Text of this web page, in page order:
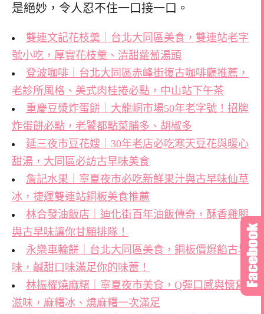
是絕妙，令人忍不住一口接一口。
雙連文記花枝羹｜台北大同區美食，雙連站老字
號小吃，厚實花枝羹、清甜蘿蔔湯頭
登波咖啡｜台北大同區赤峰街復古咖啡廳推薦，
老診所風格、美式肉桂捲必點，中山站下午茶
重慶豆漿炸蛋餅｜大龍峒市場50年老字號！招牌
炸蛋餅必點，老饕都點菜脯多、胡椒多
延三夜市豆花嫂｜30年老店必吃寒天豆花與暖心
甜湯，大同區必訪古早味美食
詹記水果｜寧夏夜市必吃新鮮果汁與古早味仙草
冰，捷運雙連站銅板美食推薦
林合發油飯店｜迪化街百年油飯傳奇，酥香雞腿
與古早味讓你甘願排隊！
永樂車輪餅｜台北大同區美食，銅板價爆餡古早
味，鹹甜口味滿足你的味蕾！
林振櫂燒麻糬｜寧夏夜市美食，Q彈口感與懷舊
滋味，麻糬冰、燒麻糬一次滿足